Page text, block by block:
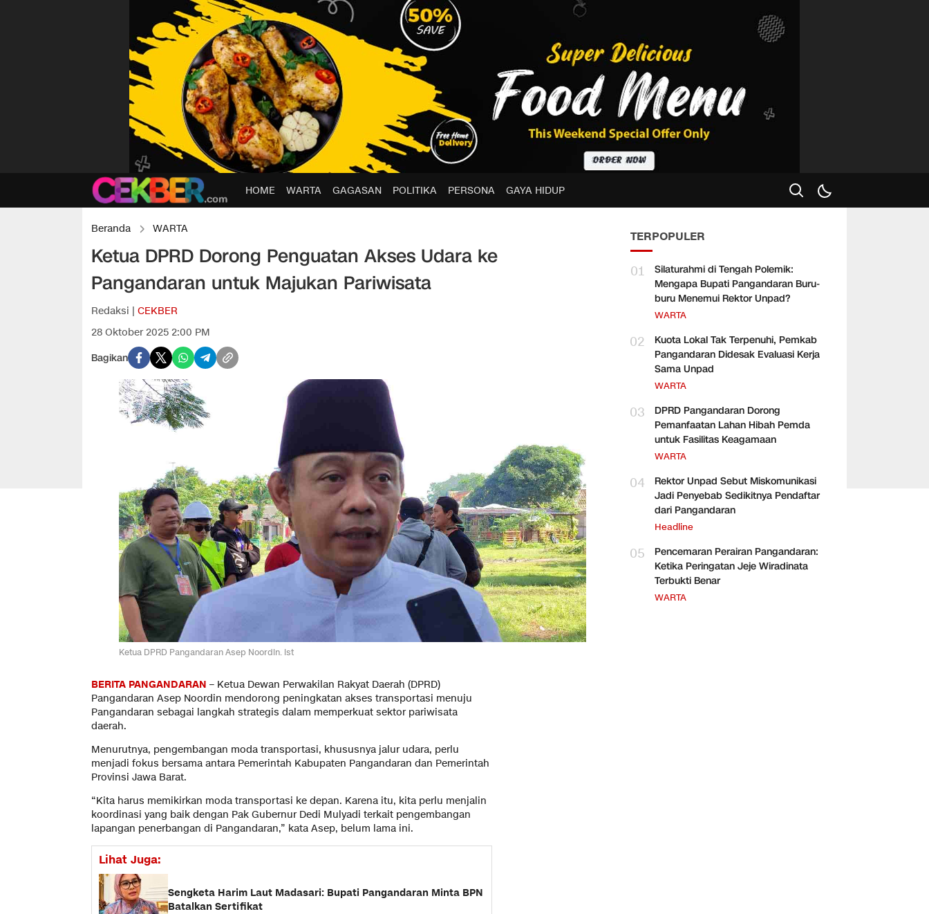
HOME WARTA GAGASAN POLITIKA PERSONA GAYA HIDUP
Beranda WARTA
Ketua DPRD Dorong Penguatan Akses Udara ke
Pangandaran untuk Majukan Pariwisata
Redaksi | CEKBER
28 Oktober 2025 2:00 PM
Bagikan
Ketua DPRD Pangandaran Asep Noordin. ist
BERITA PANGANDARAN – Ketua Dewan Perwakilan Rakyat Daerah (DPRD)
Pangandaran Asep Noordin mendorong peningkatan akses transportasi menuju
Pangandaran sebagai langkah strategis dalam memperkuat sektor pariwisata
daerah.
Menurutnya, pengembangan moda transportasi, khususnya jalur udara, perlu
menjadi fokus bersama antara Pemerintah Kabupaten Pangandaran dan Pemerintah
Provinsi Jawa Barat.
“Kita harus memikirkan moda transportasi ke depan. Karena itu, kita perlu menjalin
koordinasi yang baik dengan Pak Gubernur Dedi Mulyadi terkait pengembangan
lapangan penerbangan di Pangandaran,” kata Asep, belum lama ini.
Lihat Juga:
Sengketa Harim Laut Madasari: Bupati Pangandaran Minta BPN
Batalkan Sertifikat
TERPOPULER
01
Silaturahmi di Tengah Polemik:
Mengapa Bupati Pangandaran Buru-
buru Menemui Rektor Unpad?
WARTA
02
Kuota Lokal Tak Terpenuhi, Pemkab
Pangandaran Didesak Evaluasi Kerja
Sama Unpad
WARTA
03
DPRD Pangandaran Dorong
Pemanfaatan Lahan Hibah Pemda
untuk Fasilitas Keagamaan
WARTA
04
Rektor Unpad Sebut Miskomunikasi
Jadi Penyebab Sedikitnya Pendaftar
dari Pangandaran
Headline
05
Pencemaran Perairan Pangandaran:
Ketika Peringatan Jeje Wiradinata
Terbukti Benar
WARTA